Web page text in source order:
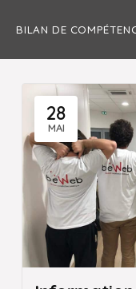
BILAN DE
28
MAI